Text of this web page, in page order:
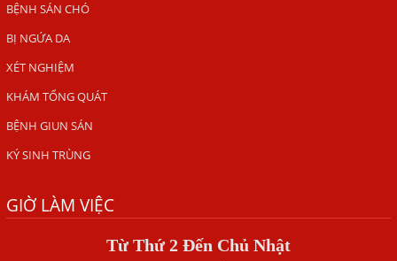
HÀ NỘI – NHIỄM BA LOẠI KÝ SINH TRÙNG DO THÓI QUEN
ĂN MỘT MÓN ĂN SÁNG
ẤU TRÙNG SÁN CHÓ DI CHUYỂN QUA DA GÂY NGỨA
VIÊM DA ĐỒNG TIỀN
Tại sao khám bệnh viện da liễu nhiều năm không hết
ngứa?
SÁN TRONG NÃO GÂY RA CÁC TRIỆU CHỨNG NHƯ TÂM
BỆNH SÁN CHÓ
BỊ NGỨA DA
XÉT NGHIỆM
KHÁM TỔNG QUÁT
BỆNH GIUN SÁN
KÝ SINH TRÙNG
GIỜ LÀM VIỆC
Từ Thứ 2 Đến Chủ Nhật